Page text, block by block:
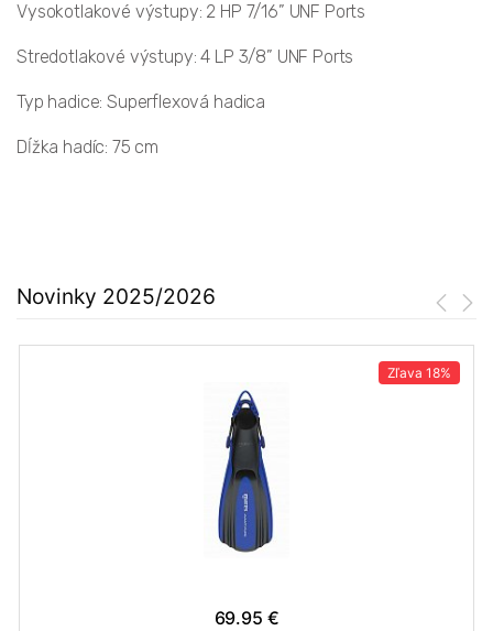
Vysokotlakové výstupy: 2 HP 7/16” UNF Ports
Stredotlakové výstupy: 4 LP 3/8” UNF Ports
Typ hadice: Superflexová hadica
Dĺžka hadíc: 75 cm
Novinky 2025/2026
Zľava 18%
69.95 €